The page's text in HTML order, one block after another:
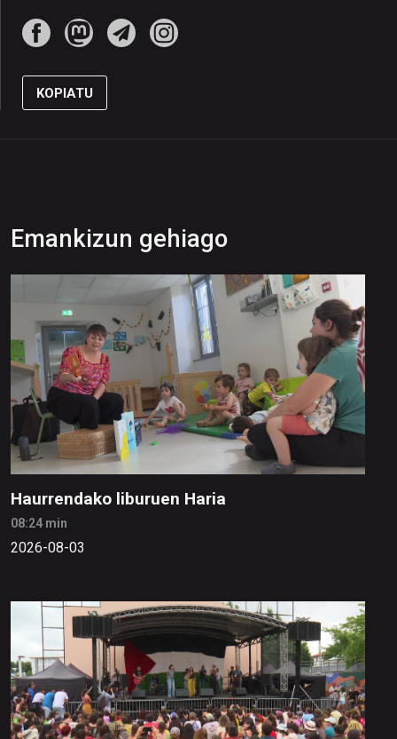
KOPIATU
Emankizun gehiago
Haurrendako liburuen Haria
08:24 min
2026-08-03